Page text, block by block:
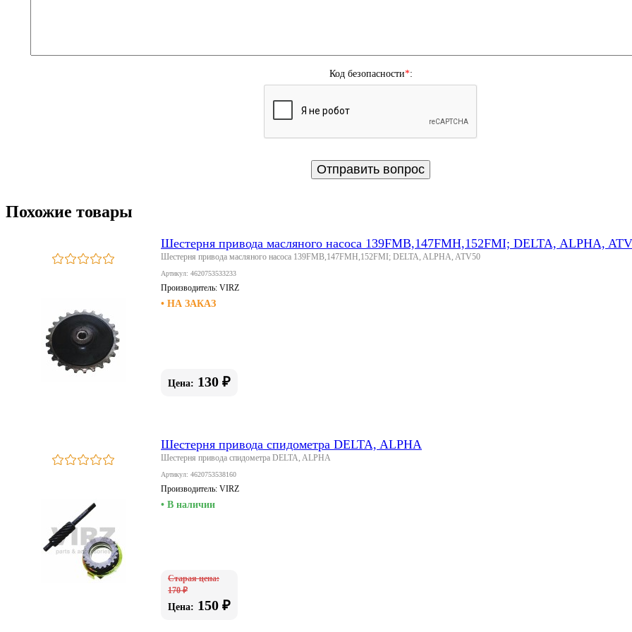
Код безопасности*:
Похожие товары
Шестерня привода масляного насоса 139FMB,147FMH,152FMI; DELTA, ALPHA,
Шестерня привода масляного насоса 139FMB,147FMH,152FMI; DELTA, ALPHA, ATV50
Артикул: 4620753533233
Производитель: VIRZ
• НА ЗАКАЗ
Цена: 130 ₽
Шестерня привода спидометра DELTA, ALPHA
Шестерня привода спидометра DELTA, ALPHA
Артикул: 4620753538160
Производитель: VIRZ
• В наличии
Старая цена:
170 ₽
Цена: 150 ₽